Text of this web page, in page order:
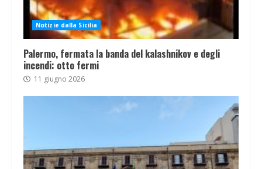
Notizie dalla Sicilia
Palermo, fermata la banda del kalashnikov e degli
incendi: otto fermi
11 giugno 2026